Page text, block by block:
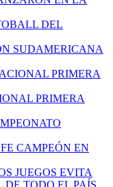
DEL
SUDAMERICANA
PRIMERA
PRIMERA
CAMPEÓN EN
JUEGOS EVITA
DE TODO EL PAÍS